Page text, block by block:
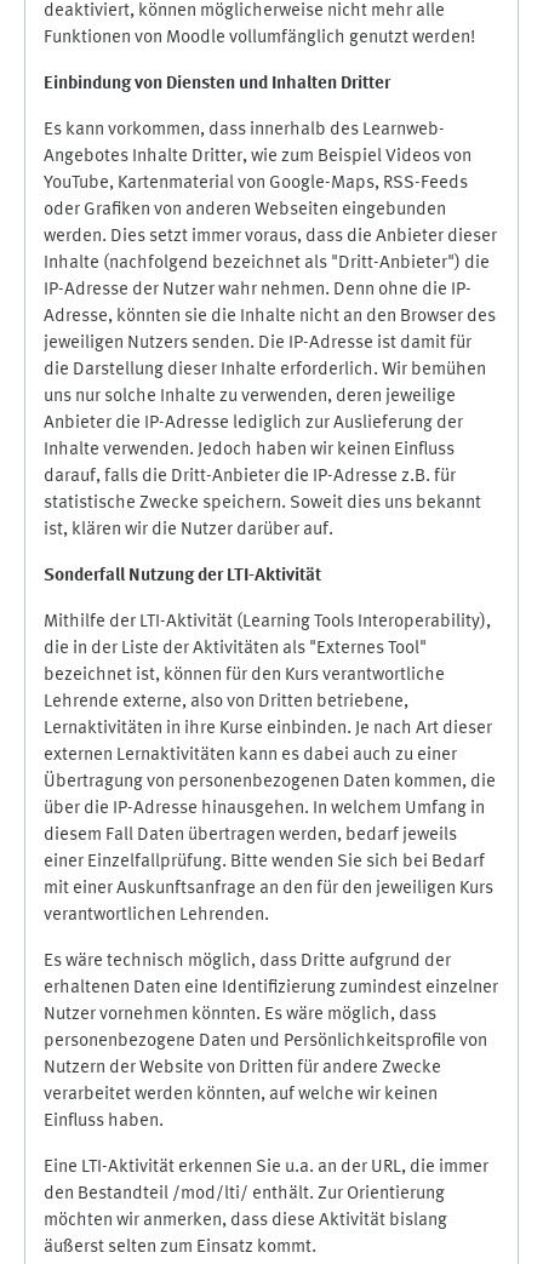
deaktiviert, können möglicherweise nicht mehr alle
Funktionen von Moodle vollumfänglich genutzt werden!
Einbindung von Diensten und Inhalten Dritter
Es kann vorkommen, dass innerhalb des Learnweb-
Angebotes Inhalte Dritter, wie zum Beispiel Videos von
YouTube, Kartenmaterial von Google-Maps, RSS-Feeds
oder Grafiken von anderen Webseiten eingebunden
werden. Dies setzt immer voraus, dass die Anbieter dieser
Inhalte (nachfolgend bezeichnet als "Dritt-Anbieter") die
IP-Adresse der Nutzer wahr nehmen. Denn ohne die IP-
Adresse, könnten sie die Inhalte nicht an den Browser des
jeweiligen Nutzers senden. Die IP-Adresse ist damit für
die Darstellung dieser Inhalte erforderlich. Wir bemühen
uns nur solche Inhalte zu verwenden, deren jeweilige
Anbieter die IP-Adresse lediglich zur Auslieferung der
Inhalte verwenden. Jedoch haben wir keinen Einfluss
darauf, falls die Dritt-Anbieter die IP-Adresse z.B. für
statistische Zwecke speichern. Soweit dies uns bekannt
ist, klären wir die Nutzer darüber auf.
Sonderfall Nutzung der LTI-Aktivität
Mithilfe der LTI-Aktivität (Learning Tools Interoperability),
die in der Liste der Aktivitäten als "Externes Tool"
bezeichnet ist, können für den Kurs verantwortliche
Lehrende externe, also von Dritten betriebene,
Lernaktivitäten in ihre Kurse einbinden. Je nach Art dieser
externen Lernaktivitäten kann es dabei auch zu einer
Übertragung von personenbezogenen Daten kommen, die
über die IP-Adresse hinausgehen. In welchem Umfang in
diesem Fall Daten übertragen werden, bedarf jeweils
einer Einzelfallprüfung. Bitte wenden Sie sich bei Bedarf
mit einer Auskunftsanfrage an den für den jeweiligen Kurs
verantwortlichen Lehrenden.
Es wäre technisch möglich, dass Dritte aufgrund der
erhaltenen Daten eine Identifizierung zumindest einzelner
Nutzer vornehmen könnten. Es wäre möglich, dass
personenbezogene Daten und Persönlichkeitsprofile von
Nutzern der Website von Dritten für andere Zwecke
verarbeitet werden könnten, auf welche wir keinen
Einfluss haben.
Eine LTI-Aktivität erkennen Sie u.a. an der URL, die immer
den Bestandteil /mod/lti/ enthält. Zur Orientierung
möchten wir anmerken, dass diese Aktivität bislang
äußerst selten zum Einsatz kommt.